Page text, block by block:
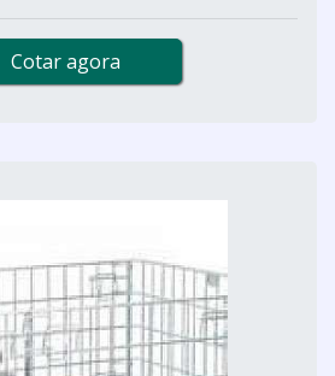
Cotar agora